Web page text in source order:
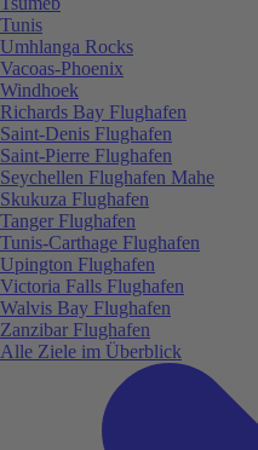
Tunis
Umhlanga Rocks
Vacoas-Phoenix
Windhoek
Richards Bay Flughafen
Saint-Denis Flughafen
Saint-Pierre Flughafen
Seychellen Flughafen Mahe
Skukuza Flughafen
Tanger Flughafen
Tunis-Carthage Flughafen
Upington Flughafen
Victoria Falls Flughafen
Walvis Bay Flughafen
Zanzibar Flughafen
Alle Ziele im Überblick